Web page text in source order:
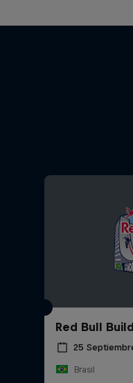
Red Bull
25
Brasil